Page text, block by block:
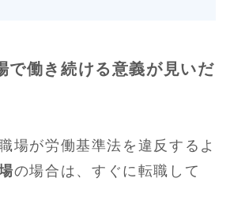
働き続ける意義が見いだ
場が労働基準法を違反するよ
の場合は、すぐに転職して